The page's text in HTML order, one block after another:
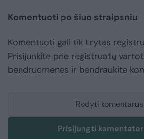
Komentuoti po šiuo straipsniu
Komentuoti gali tik Lrytas
Prisijunkite prie registruotų
bendruomenės ir bendraukite
Rodyti komentarus
Prisijungti